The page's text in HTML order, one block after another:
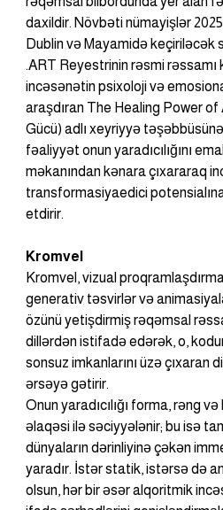
daxildir. Növbəti nümayişlər
Dublin və Mayamidə keçiriləcək
.ART Reyestrinin rəsmi rəssamı
incəsənətin psixoloji və
araşdıran The Healing Power
Gücü) adlı xeyriyyə
fəaliyyət onun yaradıcılığını
məkanından kənara çıxararaq
transformasiyaedici
etdirir.
Kromvel
Kromvel, vizual
generativ təsvirlər və
özünü yetişdirmiş rəqəmsal
dillərdən istifadə edərək, o,
sonsuz imkanlarını üzə çıxaran
ərsəyə gətirir.
Onun yaradıcılığı forma, rəng və
əlaqəsi ilə səciyyələnir; bu isə
dünyaların dərinliyinə çəkən
yaradır. İstər statik, istərsə də
olsun, hər bir əsər alqoritmik